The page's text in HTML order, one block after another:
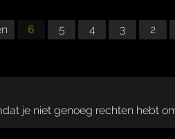
6 5 4 3 2
je niet genoeg rechten hebt